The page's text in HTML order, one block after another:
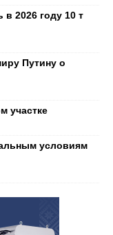
2026 году 10 т
Путину о
участке
условиям